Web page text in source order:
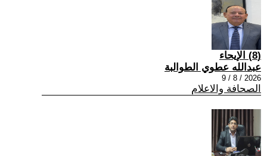
(8) الإيحاء
عبدالله عطوي الطوالبة
2026 / 8 / 9
الصحافة والاعلام